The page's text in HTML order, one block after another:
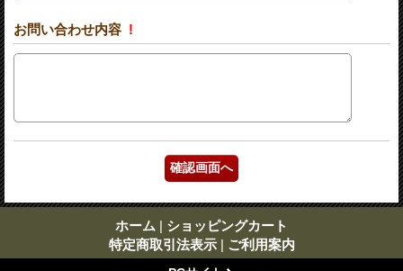
お問い合わせ内容 !
ホーム | ショッピングカート
特定商取引法表示 | ご利用案内